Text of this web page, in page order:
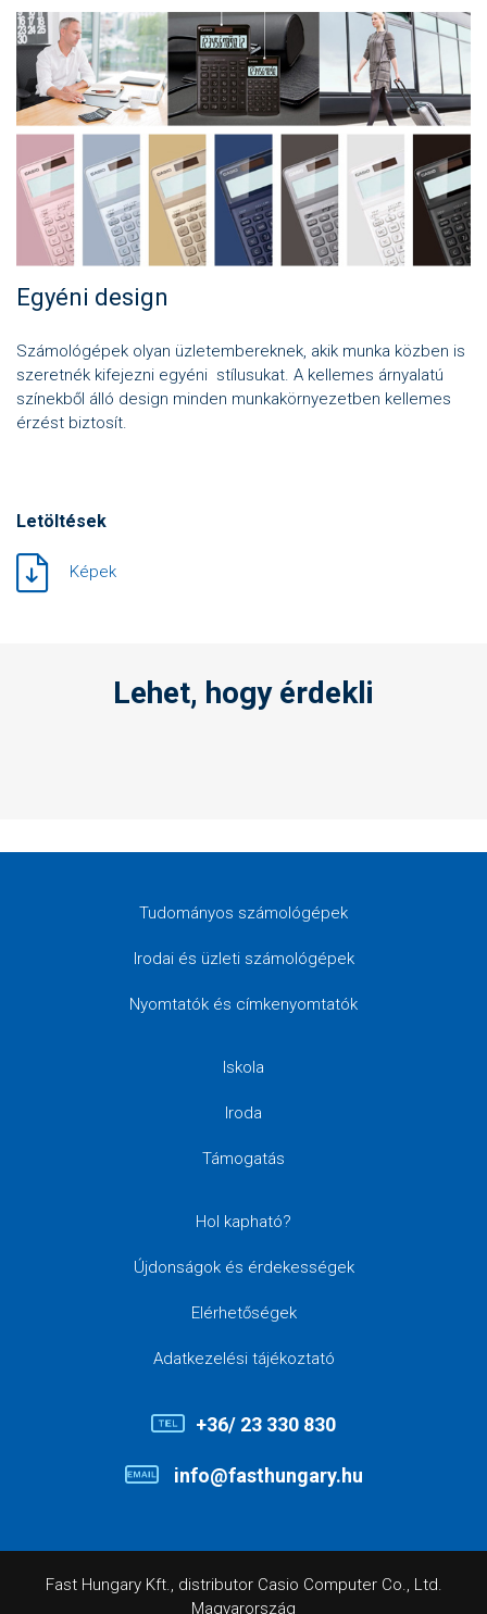
Egyéni design
Számológépek olyan üzletembereknek, akik munka közben is
szeretnék kifejezni egyéni stílusukat. A kellemes árnyalatú
színekből álló design minden munkakörnyezetben kellemes
érzést biztosít.
Letöltések
Képek
Lehet, hogy érdekli
Tudományos számológépek
Irodai és üzleti számológépek
Nyomtatók és címkenyomtatók
Iskola
Iroda
Támogatás
Hol kapható?
Újdonságok és érdekességek
Elérhetőségek
Adatkezelési tájékoztató
+36/ 23 330 830
info@fasthungary.hu
Fast Hungary Kft., distributor Casio Computer Co., Ltd.
Magyarország